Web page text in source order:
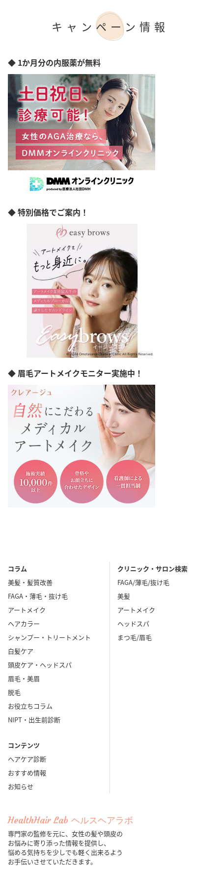
大阪府
兵庫県
広島県
山口県
愛媛県
高知県
福岡県
熊本県
沖縄県
リラクゼーション（ヘッドスパ）
キャンペーン情報
◆ 1か月分の内服薬が無料
◆ 特別価格でご案内！
◆ 眉毛アートメイクモニター実施中！
コラム
美髪・髪質改善
FAGA・薄毛・抜け毛
アートメイク
ヘアカラー
シャンプー・トリートメント
白髪ケア
頭皮ケア・ヘッドスパ
眉毛・美眉
脱毛
お役立ちコラム
NIPT・出生前診断
コンテンツ
ヘアケア診断
おすすめ情報
お知らせ
クリニック・サロン検索
FAGA/薄毛/抜け毛
美髪
アートメイク
ヘッドスパ
まつ毛/眉毛
HealthHair Lab ヘルスヘアラボ
専門家の監修を元に、女性の髪や頭皮の
お悩みに寄り添った情報を提供し、
悩める気持ちを少しでも軽く出来るよう
お手伝いさせていただきます。